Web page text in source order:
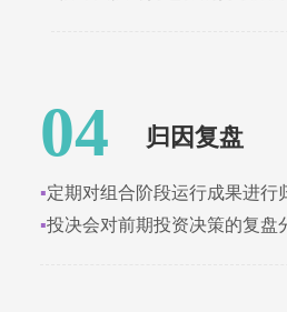
04 归因复盘
▪定期对组合阶段运行成果进行
▪投决会对前期投资决策的复盘